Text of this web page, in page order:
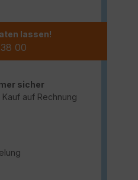
lassen!
00
sicher
auf Rechnung